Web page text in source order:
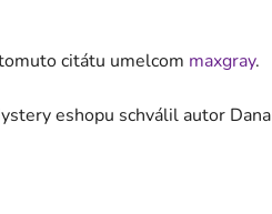
citátu umelcom maxgray.
eshopu schválil autor Dana